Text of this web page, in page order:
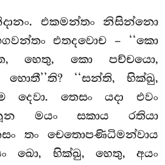
එකමන්තං නිසින්නො
එතදවොච – ‘‘කො
හෙතු, කො පච්චයො,
හොතී’’ති? ‘‘සන්ති, භික්ඛු,
දෙවා. තෙසං යදා එවං
මයං සකාය රතියා
තං චෙතොපණිධිමන්වාය
ඛො, භික්ඛු, හෙතු, අයං